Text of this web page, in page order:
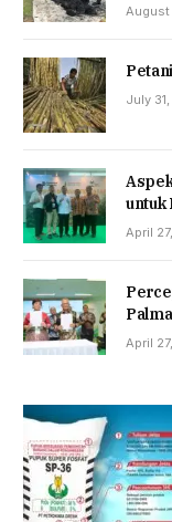
August
July
untuk
April
April